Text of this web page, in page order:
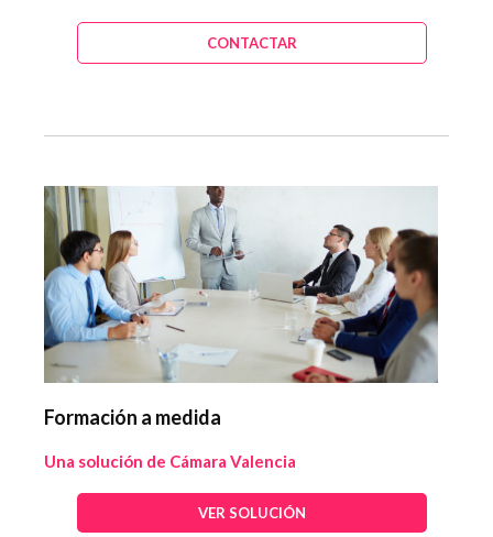
CONTACTAR
Formación a medida
Una solución de Cámara Valencia
VER SOLUCIÓN